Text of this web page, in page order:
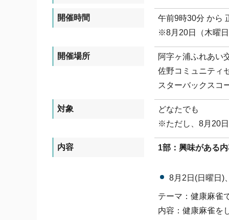
開催時間
午前9時30分 から
※8月20日（木曜
開催場所
阿字ヶ浦ふれあい
佐野コミュニティ
スターバックスコ
対象
どなたでも
※ただし、8月20
内容 1部：興味がある
8月2日(日曜日)
テーマ：健康麻雀
内容：健康麻雀を